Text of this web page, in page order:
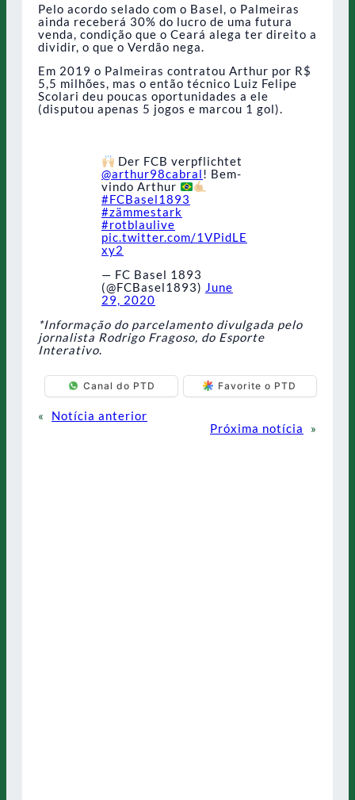
Pelo acordo selado com o Basel, o Palmeiras
ainda receberá 30% do lucro de uma futura
venda, condição que o Ceará alega ter direito a
dividir, o que o Verdão nega.
Em 2019 o Palmeiras contratou Arthur por R$
5,5 milhões, mas o então técnico Luiz Felipe
Scolari deu poucas oportunidades a ele
(disputou apenas 5 jogos e marcou 1 gol).
Der FCB verpflichtet
@arthur98cabral! Bem-
vindo Arthur
#FCBasel1893
#zämmestark
#rotblaulive
pic.twitter.com/1VPidLE
xy2
— FC Basel 1893
(@FCBasel1893) June
29, 2020
*Informação do parcelamento divulgada pelo
jornalista Rodrigo Fragoso, do Esporte
Interativo.
Canal do PTD Favorite o PTD
«
Notícia anterior
Próxima notícia
»